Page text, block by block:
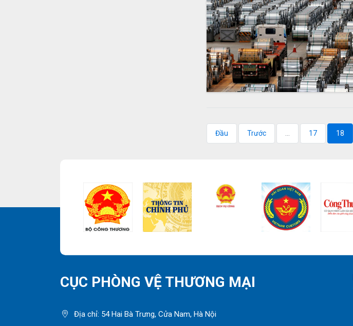
Đầu Trước 17 18
CỤC PHÒNG VỆ THƯƠNG MẠI
Địa chỉ: 54 Hai Bà Trưng, Cửa Nam, Hà Nội